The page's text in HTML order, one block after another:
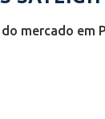
mercado em